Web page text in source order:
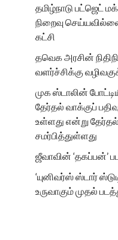
தமிழ்நாடு பட்ஜெட்
நிறைவு
கட்சி
தவெக அரசின்
வளர்ச்சிக்கு
முக ஸ்டாலின்
தேர்தல் வாக்குப்
உள்ளது என்று
சமர்பித்துள்ளது
ஜீவாவின் ‘தகப்பன்’
‘யுனிவர்ஸ் ஸ்டார்
உருவாகும் முதல்